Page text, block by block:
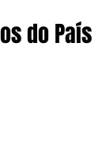
do País